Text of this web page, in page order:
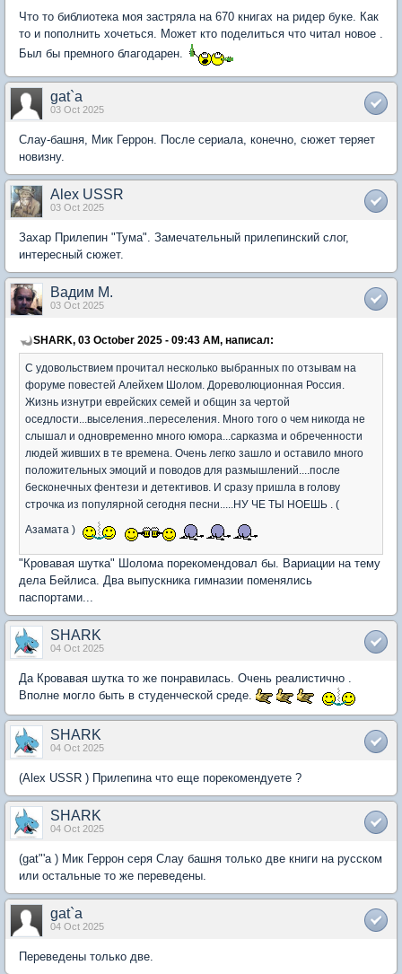
Что то библиотека моя застряла на 670 книгах на ридер буке. Как
то и пополнить хочеться. Может кто поделиться что читал новое .
Был бы премного благодарен.
gat`a
03 Oct 2025
Слау-башня, Мик Геррон. После сериала, конечно, сюжет теряет
новизну.
Alex USSR
03 Oct 2025
Захар Прилепин "Тума". Замечательный прилепинский слог,
интересный сюжет.
Вадим М.
03 Oct 2025
SHARK, 03 October 2025 - 09:43 AM, написал:
С удовольствием прочитал несколько выбранных по отзывам на
форуме повестей Алейхем Шолом. Дореволюционная Россия.
Жизнь изнутри еврейских семей и общин за чертой
оседлости...выселения..переселения. Много того о чем никогда не
слышал и одновременно много юмора...сарказма и обреченности
людей живших в те времена. Очень легко зашло и оставило много
положительных эмоций и поводов для размышлений....после
бесконечных фентези и детективов. И сразу пришла в голову
строчка из популярной сегодня песни.....НУ ЧЕ ТЫ НОЕШЬ . (
Азамата )
"Кровавая шутка" Шолома порекомендовал бы. Вариации на тему
дела Бейлиса. Два выпускника гимназии поменялись
паспортами...
SHARK
04 Oct 2025
Да Кровавая шутка то же понравилась. Очень реалистично .
Вполне могло быть в студенческой среде.
SHARK
04 Oct 2025
(Alex USSR ) Прилепина что еще порекомендуете ?
SHARK
04 Oct 2025
(gat"'a ) Мик Геррон серя Слау башня только две книги на русском
или остальные то же переведены.
gat`a
04 Oct 2025
Переведены только две.